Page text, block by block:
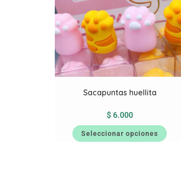
Sacapuntas huellita
$6.000
Seleccionar opciones